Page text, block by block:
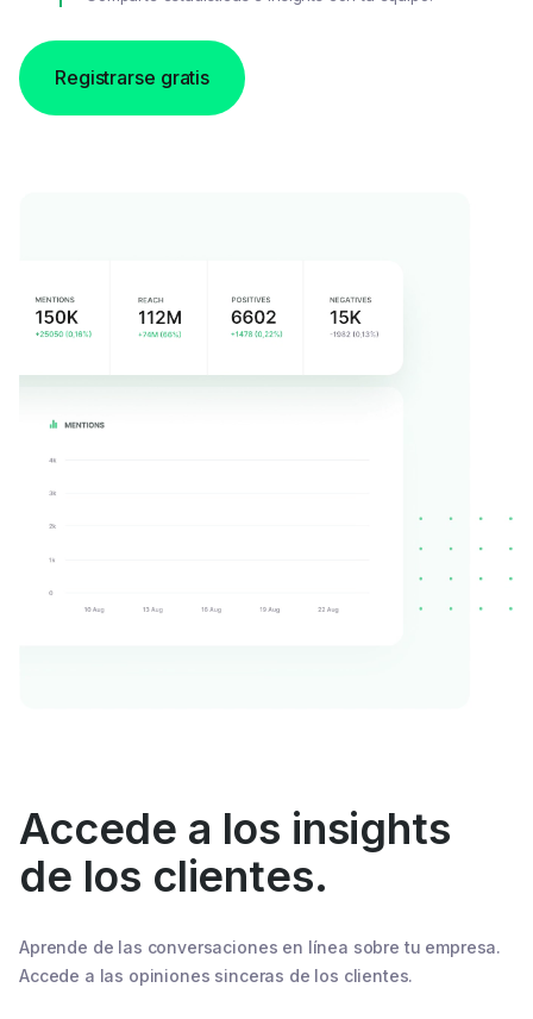
Registrarse gratis
Accede a los insights
de los clientes.
Aprende de las conversaciones en línea sobre tu empresa.
Accede a las opiniones sinceras de los clientes.